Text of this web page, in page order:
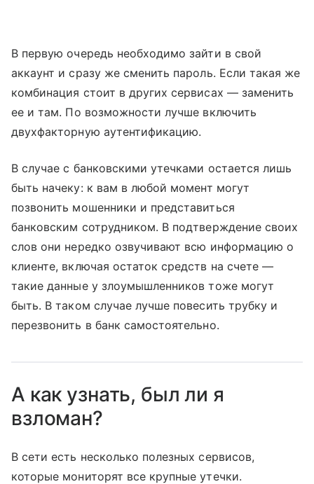
В первую очередь необходимо зайти в свой
аккаунт и сразу же сменить пароль. Если такая же
комбинация стоит в других сервисах — заменить
ее и там. По возможности лучше включить
двухфакторную аутентификацию.
В случае с банковскими утечками остается лишь
быть начеку: к вам в любой момент могут
позвонить мошенники и представиться
банковским сотрудником. В подтверждение своих
слов они нередко озвучивают всю информацию о
клиенте, включая остаток средств на счете —
такие данные у злоумышленников тоже могут
быть. В таком случае лучше повесить трубку и
перезвонить в банк самостоятельно.
А как узнать, был ли я
взломан?
В сети есть несколько полезных сервисов,
которые мониторят все крупные утечки.